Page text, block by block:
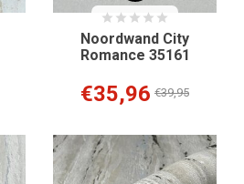
Noordwand City
Romance 35161
€35,96 €39,95